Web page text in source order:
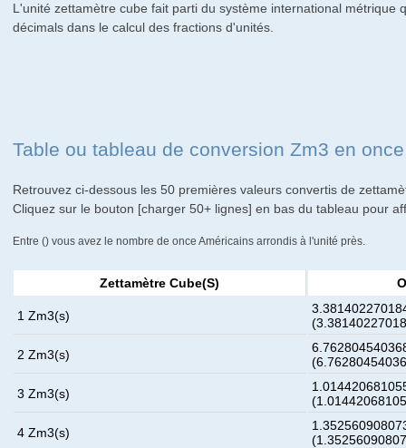
L'unité zettamètre cube fait parti du système international métrique
décimals dans le calcul des fractions d'unités.
Table ou tableau de conversion Zm3 en
Retrouvez ci-dessous les 50 premières valeurs convertis de
Cliquez sur le bouton [charger 50+ lignes] en bas du tableau pour
Entre () vous avez le nombre de once Américains arrondis à l'unité près.
Zettamètre Cube(s)
1 Zm3(s)
2 Zm3(s)
3 Zm3(s)
4 Zm3(s)